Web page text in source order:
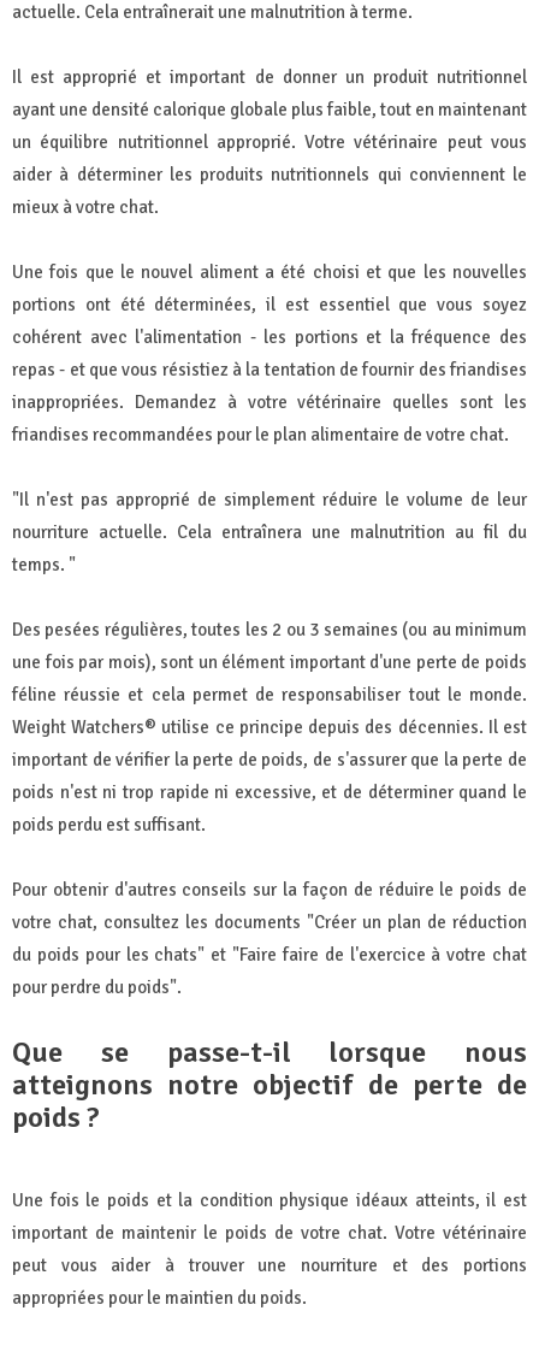
actuelle. Cela entraînerait une malnutrition à terme.
Il est approprié et important de donner un produit nutritionnel
ayant une densité calorique globale plus faible, tout en maintenant
un équilibre nutritionnel approprié. Votre vétérinaire peut vous
aider à déterminer les produits nutritionnels qui conviennent le
mieux à votre chat.
Une fois que le nouvel aliment a été choisi et que les nouvelles
portions ont été déterminées, il est essentiel que vous soyez
cohérent avec l'alimentation - les portions et la fréquence des
repas - et que vous résistiez à la tentation de fournir des friandises
inappropriées. Demandez à votre vétérinaire quelles sont les
friandises recommandées pour le plan alimentaire de votre chat.
"Il n'est pas approprié de simplement réduire le volume de leur
nourriture actuelle. Cela entraînera une malnutrition au fil du
temps. "
Des pesées régulières, toutes les 2 ou 3 semaines (ou au minimum
une fois par mois), sont un élément important d'une perte de poids
féline réussie et cela permet de responsabiliser tout le monde.
Weight Watchers® utilise ce principe depuis des décennies. Il est
important de vérifier la perte de poids, de s'assurer que la perte de
poids n'est ni trop rapide ni excessive, et de déterminer quand le
poids perdu est suffisant.
Pour obtenir d'autres conseils sur la façon de réduire le poids de
votre chat, consultez les documents "Créer un plan de réduction
du poids pour les chats" et "Faire faire de l'exercice à votre chat
pour perdre du poids".
Que se passe-t-il lorsque nous
atteignons notre objectif de perte de
poids ?
Une fois le poids et la condition physique idéaux atteints, il est
important de maintenir le poids de votre chat. Votre vétérinaire
peut vous aider à trouver une nourriture et des portions
appropriées pour le maintien du poids.